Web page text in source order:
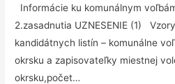
Informácie ku komunálnym
2.zasadnutia UZNESENIE (1)
kandidátnych listín – komunálne
okrsku a zapisovateľky miestnej
okrsku,počet…